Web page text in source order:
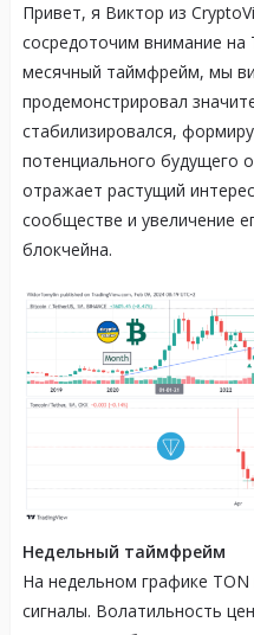
Привет, я Виктор из
сосредоточим внимание на
месячный таймфрейм, мы
продемонстрировал
стабилизировался,
потенциального будущего
отражает растущий
сообществе и увеличение
блокчейна.
Недельный таймфрейм
На недельном графике
сигналы. Волатильность